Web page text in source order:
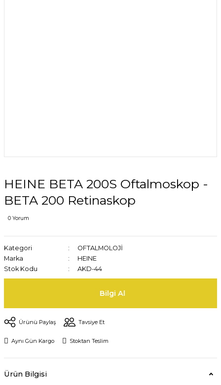
HEINE BETA 200S Oftalmoskop -
BETA 200 Retinaskop
0 Yorum
Kategori
OFTALMOLOJİ
Marka
HEINE
Stok Kodu
AKD-44
Bilgi Al
Ürünü Paylaş Tavsiye Et
Aynı Gün Kargo Stoktan Teslim
Ürün Bilgisi